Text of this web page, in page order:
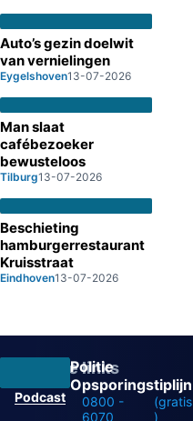
Auto’s gezin doelwit
van vernielingen
Eygelshoven13-07-2026
Man slaat
cafébezoeker
bewusteloos
Tilburg13-07-2026
Beschieting
hamburgerrestaurant
Kruisstraat
Eindhoven13-07-2026
Politie
Opsporingstiplijn
0800 -
6070
(gratis
)
Overige links
Podcast